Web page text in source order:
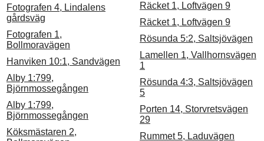
Fotografen 4, Lindalens
gårdsväg
Fotografen 1,
Bollmoravägen
Hanviken 10:1, Sandvägen
Alby 1:799,
Björnmossegången
Alby 1:799,
Björnmossegången
Köksmästaren 2,
Räcket 1, Loftvägen 9
Räcket 1, Loftvägen 9
Rösunda 5:2, Saltsjövägen
Lamellen 1, Vallhornsvägen
1
Rösunda 4:3, Saltsjövägen
5
Porten 14, Storvretsvägen
29
Rummet 5, Laduvägen